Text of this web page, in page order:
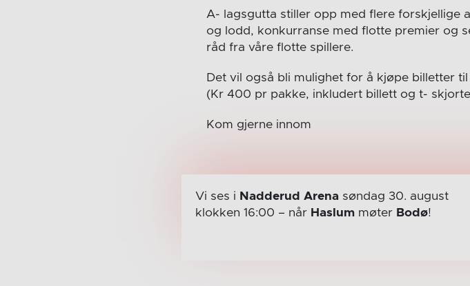
A- lagsgutta stiller opp med flere forskjellige
og lodd, konkurranse med flotte premier og
råd fra våre flotte spillere.
Det vil også bli mulighet for å kjøpe billetter
(Kr 400 pr pakke, inkludert billett og t-
Kom gjerne innom
Vi ses i Nadderud Arenasøndag 30. august
klokken 16:00 – når Haslummøter Bodø!